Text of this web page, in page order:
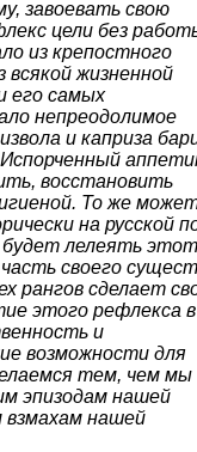
завоевать свою
цели без
из крепостного
всякой жизненной
его самых
непреодолимое
и каприза
восстановить
То же
на русской
будет лелеять этот
своего
рангов сделает
этого рефлекса в
и
возможности для
тем, чем мы
эпизодам нашей
взмахам нашей